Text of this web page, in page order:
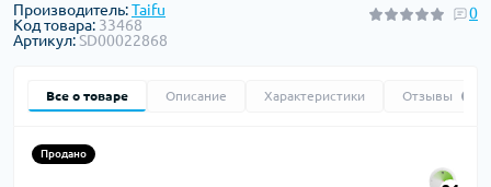
Производитель:Taifu
Код товара: 33468
Артикул:SD00022868
0
Все о товаре Описание Характеристики Отзывы
Продано